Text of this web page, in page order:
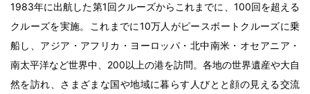
1983年に出航した第1回クルーズからこれまでに、100回を超える
クルーズを実施。これまでに10万人がピースボートクルーズに乗
船し、アジア・アフリカ・ヨーロッパ・北中南米・オセアニア・
南太平洋など世界中、200以上の港を訪問。各地の世界遺産や大自
然を訪れ、さまざまな国や地域に暮らす人びとと顔の見える交流